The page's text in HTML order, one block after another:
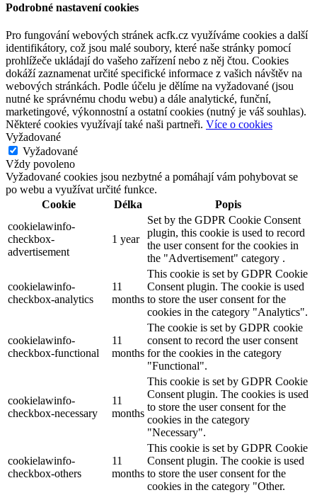
Podrobné nastavení cookies
Pro fungování webových stránek acfk.cz využíváme cookies a další
identifikátory, což jsou malé soubory, které naše stránky pomocí
prohlížeče ukládají do vašeho zařízení nebo z něj čtou. Cookies
dokáží zaznamenat určité specifické informace z vašich návštěv na
webových stránkách. Podle účelu je dělíme na vyžadované (jsou
nutné ke správnému chodu webu) a dále analytické, funční,
marketingové, výkonnostní a ostatní cookies (nutný je váš souhlas).
Některé cookies využívají také naši partneři. Více o cookies
Vyžadované
Vyžadované
Vždy povoleno
Vyžadované cookies jsou nezbytné a pomáhají vám pohybovat se
po webu a využívat určité funkce.
Cookie
Délka
Popis
cookielawinfo-
checkbox-
advertisement
1 year
Set by the GDPR Cookie Consent
plugin, this cookie is used to record
the user consent for the cookies in
the "Advertisement" category .
cookielawinfo-
checkbox-analytics
11
months
This cookie is set by GDPR Cookie
Consent plugin. The cookie is used
to store the user consent for the
cookies in the category "Analytics".
cookielawinfo-
checkbox-functional
11
months
The cookie is set by GDPR cookie
consent to record the user consent
for the cookies in the category
"Functional".
cookielawinfo-
checkbox-necessary
11
months
This cookie is set by GDPR Cookie
Consent plugin. The cookies is used
to store the user consent for the
cookies in the category
"Necessary".
cookielawinfo-
checkbox-others
11
months
This cookie is set by GDPR Cookie
Consent plugin. The cookie is used
to store the user consent for the
cookies in the category "Other.